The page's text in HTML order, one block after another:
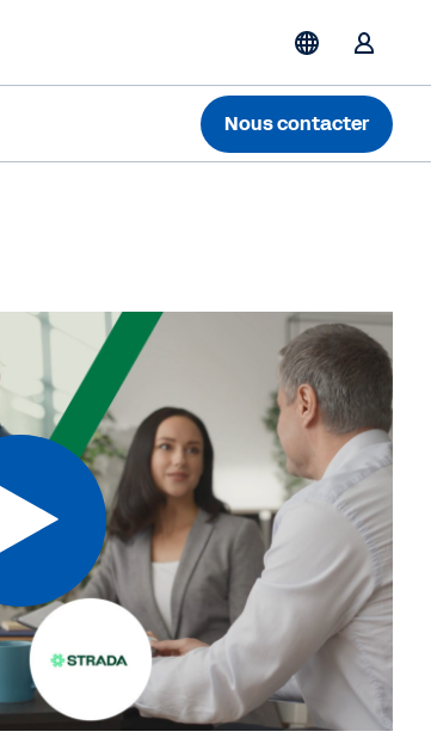
Nous contacter